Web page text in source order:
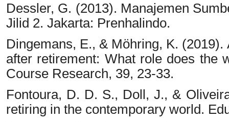
Dessler, G. (2013). Manajemen
Jilid 2. Jakarta: Prenhalindo.
Dingemans, E., & Möhring, K.
after retirement: What role does the
Course Research, 39, 23-33.
Fontoura, D. D. S., Doll, J., &
retiring in the contemporary world.